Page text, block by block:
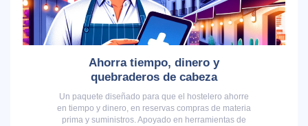
Ahorra tiempo, dinero y
quebraderos de cabeza
Un paquete diseñado para que el hostelero ahorre
en tiempo y dinero, en reservas compras de materia
prima y suministros. Apoyado en herramientas de